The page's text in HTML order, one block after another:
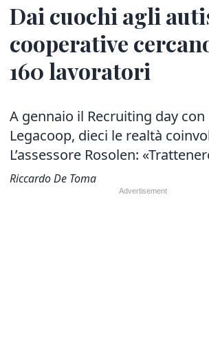
Dai cuochi agli
cooperative
160 lavoratori
A gennaio il Recruiting day con
Legacoop, dieci le realtà
L’assessore Rosolen:
Riccardo De Toma